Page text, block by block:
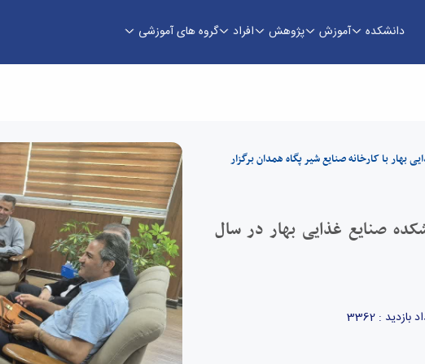
دانشکده آموزش پژوهش افراد گروه های آموزشی
1404 - دانشکده صنایع غذایی بهار
با کارخانه صنایع شیر پگاه همدان برگزار
صنایع غذایی بهار در سال
بازدید : 3362